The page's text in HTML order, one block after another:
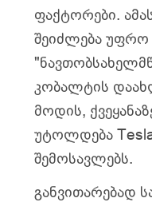
ფაქტორები.
შეიძლება
კობალტის
მოდის,
უტოლდება
შემოსავლებს.
განვითარებად